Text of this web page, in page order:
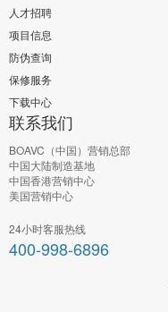
人才招聘
项目信息
防伪查询
保修服务
下载中心
联系我们
BOAVC（中国）营销总部
中国大陆制造基地
中国香港营销中心
美国营销中心
24小时客服热线
400-998-6896